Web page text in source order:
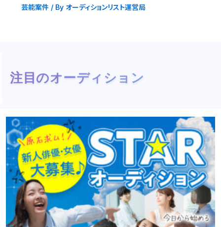
芸能案件/ By オーディションリスト運営局
注目のオーディション